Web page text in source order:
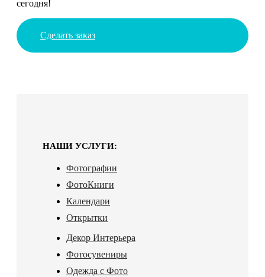
сегодня!
Сделать заказ
НАШИ УСЛУГИ:
Фотографии
ФотоКниги
Календари
Открытки
Декор Интерьера
Фотосувениры
Одежда с Фото